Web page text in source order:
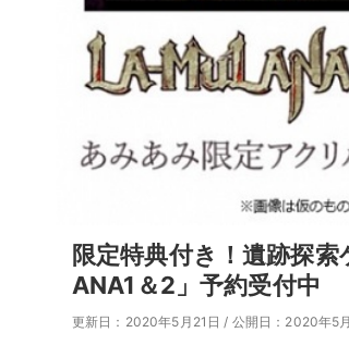
限定特典付き！遺跡探
ANA1＆2」予約受付中
更新日：2020年5月21日 / 公開日：2020年5